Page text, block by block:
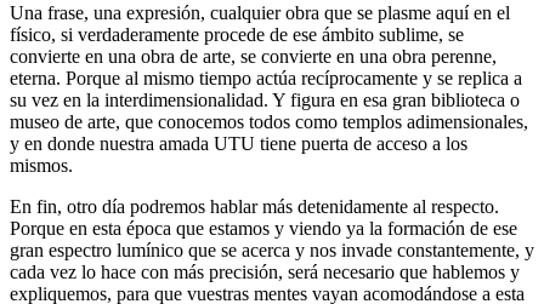
Una frase, una expresión, cualquier obra que se plasme aquí en el
físico, si verdaderamente procede de ese ámbito sublime, se
convierte en una obra de arte, se convierte en una obra perenne,
eterna. Porque al mismo tiempo actúa recíprocamente y se replica a
su vez en la interdimensionalidad. Y figura en esa gran biblioteca o
museo de arte, que conocemos todos como templos adimensionales,
y en donde nuestra amada UTU tiene puerta de acceso a los
mismos.
En fin, otro día podremos hablar más detenidamente al respecto.
Porque en esta época que estamos y viendo ya la formación de ese
gran espectro lumínico que se acerca y nos invade constantemente, y
cada vez lo hace con más precisión, será necesario que hablemos y
expliquemos, para que vuestras mentes vayan acomodándose a esta